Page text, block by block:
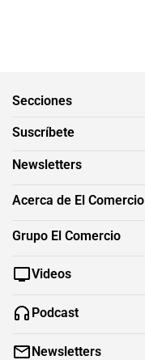
Secciones
Suscríbete
Newsletters
Acerca de El Comercio
Grupo El Comercio
Videos
Podcast
Newsletters